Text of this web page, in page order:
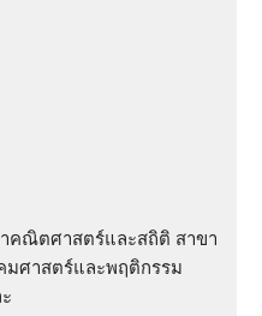
คณิตศาสตร์และสถิติ สาขา
มศาสตร์และพฤติกรรม